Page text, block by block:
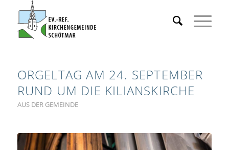
ORGELTAG AM 24. SEPTEMBER
RUND UM DIE KILIANSKIRCHE
AUS DER GEMEINDE